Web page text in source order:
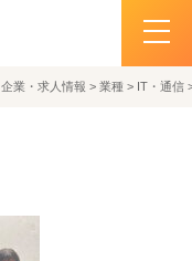
企業・求人情報 > 業種 > IT・通信